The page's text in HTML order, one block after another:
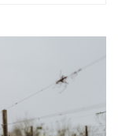
le Château